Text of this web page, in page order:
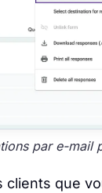
par e-mail
clients que